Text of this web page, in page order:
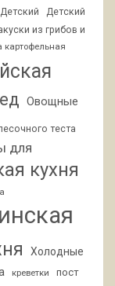
Детский
Детский
из грибов и
картофельная
Овощные
теста
для
кухня
Холодные
креветки пост